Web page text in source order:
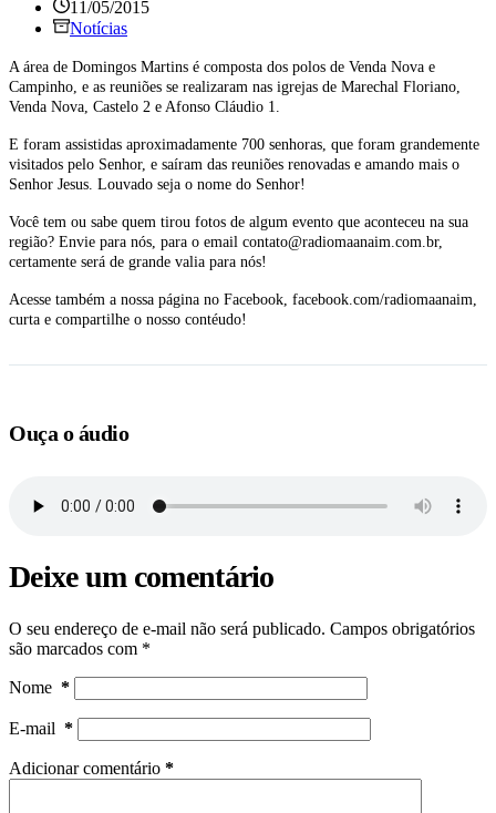
11/05/2015
Notícias
A área de Domingos Martins é composta dos polos de Venda Nova e
Campinho, e as reuniões se realizaram nas igrejas de Marechal Floriano,
Venda Nova, Castelo 2 e Afonso Cláudio 1.
E foram assistidas aproximadamente 700 senhoras, que foram grandemente
visitados pelo Senhor, e saíram das reuniões renovadas e amando mais o
Senhor Jesus. Louvado seja o nome do Senhor!
Você tem ou sabe quem tirou fotos de algum evento que aconteceu na sua
região? Envie para nós, para o email contato@radiomaanaim.com.br,
certamente será de grande valia para nós!
Acesse também a nossa página no Facebook, facebook.com/radiomaanaim,
curta e compartilhe o nosso contéudo!
Ouça o áudio
Deixe um comentário
O seu endereço de e-mail não será publicado. Campos obrigatórios
são marcados com *
Nome *
E-mail *
Adicionar comentário *